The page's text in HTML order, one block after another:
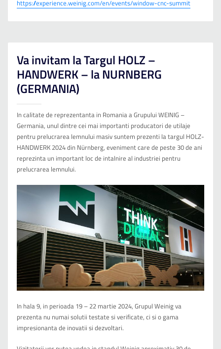
https://experience.weinig.com/en/events/window-cnc-summit
Va invitam la Targul HOLZ –
HANDWERK – la NURNBERG
(GERMANIA)
In calitate de reprezentanta in Romania a Grupului WEINIG –
Germania, unul dintre cei mai importanti producatori de utilaje
pentru prelucrarea lemnului masiv suntem prezenti la targul HOLZ-
HANDWERK 2024 din Nürnberg, eveniment care de peste 30 de ani
reprezinta un important loc de intalnire al industriei pentru
prelucrarea lemnului.
In hala 9, in perioada 19 – 22 martie 2024, Grupul Weinig va
prezenta nu numai solutii testate si verificate, ci si o gama
impresionanta de inovatii si dezvoltari.